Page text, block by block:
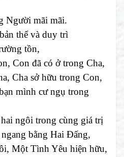
mãi mãi.
thể và duy trì
tồn,
Con đã có ở trong Cha,
Cha sở hữu trong Con,
mình cư ngụ trong
ngôi trong cùng giá trị
bằng Hai Đấng,
Một Tình Yêu hiện hữu,